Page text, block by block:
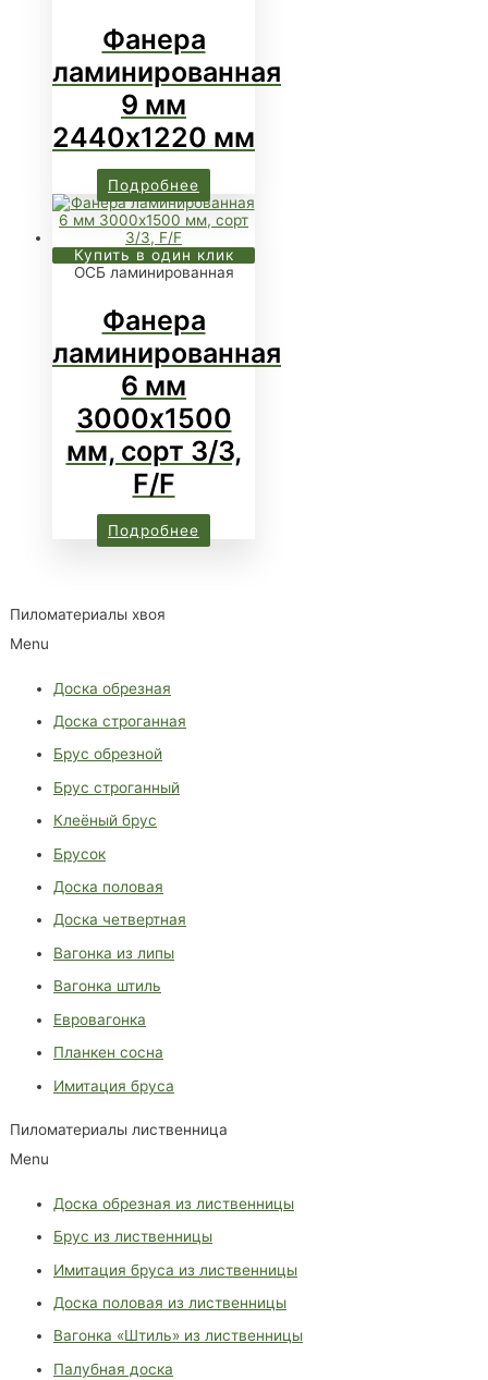
Пиломатериалы хвоя
Menu
Доска обрезная
Доска строганная
Брус обрезной
Брус строганный
Клеёный брус
Брусок
Доска половая
Доска четвертная
Вагонка из липы
Вагонка штиль
Евровагонка
Планкен сосна
Имитация бруса
Пиломатериалы лиственница
Menu
Доска обрезная из лиственницы
Брус из лиственницы
Имитация бруса из лиственницы
Доска половая из лиственницы
Вагонка «Штиль» из лиственницы
Палубная доска
Фанера
ламинированная
9 мм
2440х1220 мм
Подробнее
Купить в один клик
ОСБ ламинированная
Фанера
ламинированная
6 мм
3000х1500
мм, cорт 3/3,
F/F
Подробнее